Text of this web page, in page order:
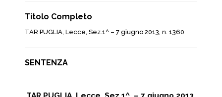
Titolo Completo
TAR PUGLIA, Lecce, Sez.1^ – 7 giugno 2013, n. 1360
SENTENZA